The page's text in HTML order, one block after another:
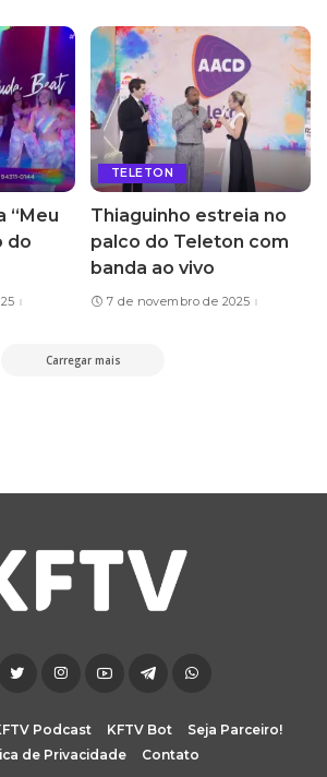
“Meu
do
TELETON
Thiaguinho estreia no
palco do Teleton com
banda ao vivo
7 de novembro de 2025
Carregar mais
Podcast KFTV Bot
Seja Parceiro!
de Privacidade
Contato